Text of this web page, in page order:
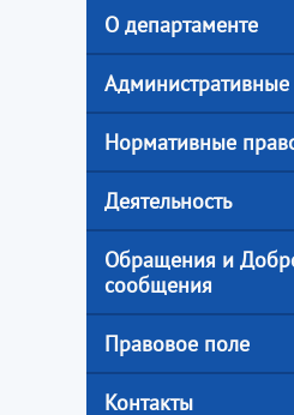
О департаменте
Нормативные
Деятельность
Обращения и
сообщения
Правовое поле
Контакты